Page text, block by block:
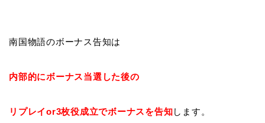
南国物語のボーナス告知は
内部的にボーナス当選した後の
リプレイor3枚役成立でボーナスを告知します。